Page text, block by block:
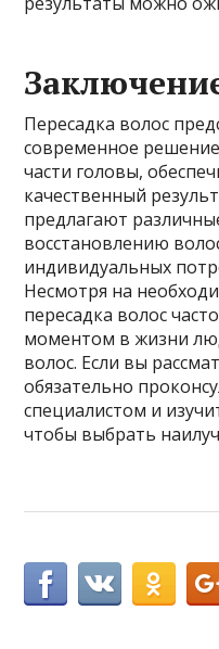
Пересадка волос
современное
части головы,
качественный
предлагают
восстановлению
индивидуальных
Несмотря на
пересадка волос
моментом в жизни
волос. Если вы
обязательно
специалистом и
чтобы выбрать